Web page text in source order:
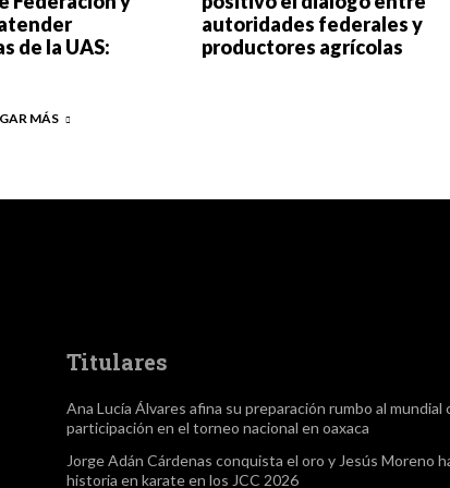
de la UAS:
autoridades federales y
productores agrícolas
MÁS
Titulares
Ana Lucía Álvares afina su preparación rumbo al mundial
participación en el torneo nacional en oaxaca
Jorge Adán Cárdenas conquista el oro y Jesús Moreno
historia en karate en los JCC 2026